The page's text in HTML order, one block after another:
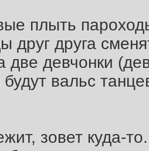
плыть
друг друга
две девчонки
вальс
зовет куда-